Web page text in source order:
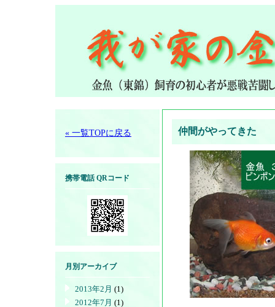
« 一覧TOPに戻る
携帯電話 QRコード
月別アーカイブ
2013年2月 (1)
2012年7月 (1)
仲間がやってきた